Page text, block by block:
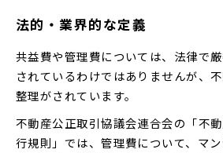
法的・業界的な定義
共益費や管理費については、法律で
されているわけではありませんが、
整理がされています。
不動産公正取引協議会連合会の「不
行規則」では、管理費について、マ